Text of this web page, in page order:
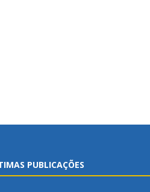
PUBLICAÇÕES